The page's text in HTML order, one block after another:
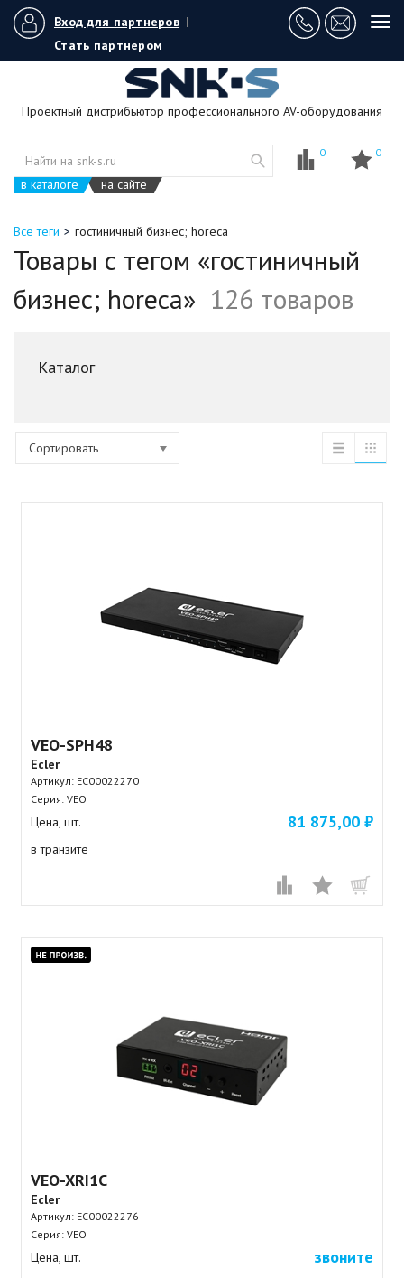
Вход для партнеров |
Стать партнером
Проектный дистрибьютор профессионального AV-оборудования
в каталоге на сайте
0 0
Все теги гостиничный бизнес; horeca
Товары с тегом «гостиничный
бизнес; horeca» 126 товаров
Каталог
Сортировать
VEO-SPH48
Ecler
Артикул: EC00022270
Серия: VEO
Цена, шт. 81 875,00 ₽
в транзите
VEO-XRI1C
Ecler
Артикул: EC00022276
Серия: VEO
Цена, шт. звоните